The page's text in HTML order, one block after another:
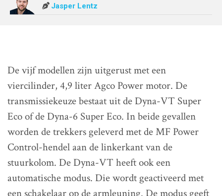
Jasper Lentz
De vijf modellen zijn uitgerust met een
viercilinder, 4,9 liter Agco Power motor. De
transmissiekeuze bestaat uit de Dyna-VT Super
Eco of de Dyna-6 Super Eco. In beide gevallen
worden de trekkers geleverd met de MF Power
Control-hendel aan de linkerkant van de
stuurkolom. De Dyna-VT heeft ook een
automatische modus. Die wordt geactiveerd met
een schakelaar op de armleuning. De modus geeft